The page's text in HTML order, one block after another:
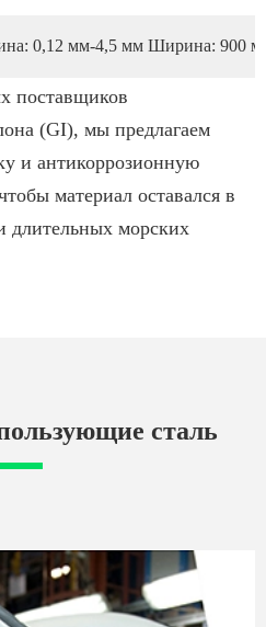
0,12 мм-4,5 мм Ширина: 900
поставщиков
(GI), мы предлагаем
и антикоррозионную
материал оставался в
длительных морских
сталь